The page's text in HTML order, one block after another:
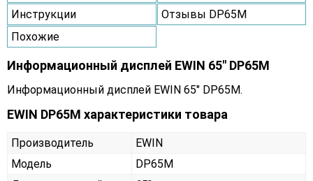
Инструкции
Отзывы DP65M
Похожие
Информационный дисплей EWIN 65" DP65M
Информационный дисплей EWIN 65" DP65M.
EWIN DP65M характеристики товара
Производитель
EWIN
Модель
DP65M